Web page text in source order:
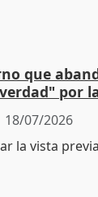
que
por
18/07/2026